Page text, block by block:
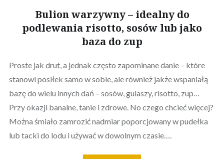
Bulion warzywny – idealny do
podlewania risotto, sosów lub jako
baza do zup
Proste jak drut, a jednak często zapominane danie – które
stanowi posiłek samo w sobie, ale również jakże wspaniałą
bazę do wielu innych dań – sosów, gulaszy, risotto, zup…
Przy okazji banalne, tanie i zdrowe. No czego chcieć więcej?
Można śmiało zamrozić nadmiar poporcjowany w pudełka
lub tacki do lodu i używać w dowolnym czasie….